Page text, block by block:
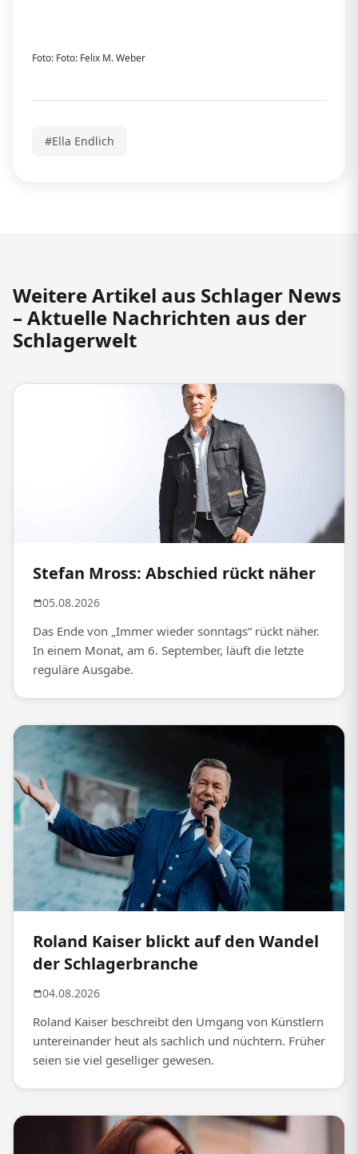
Foto: Foto: Felix M. Weber
#Ella Endlich
Weitere Artikel aus Schlager News
– Aktuelle Nachrichten aus der
Schlagerwelt
Stefan Mross: Abschied rückt näher
05.08.2026
Das Ende von „Immer wieder sonntags“ rückt näher.
In einem Monat, am 6. September, läuft die letzte
reguläre Ausgabe.
Roland Kaiser blickt auf den Wandel
der Schlagerbranche
04.08.2026
Roland Kaiser beschreibt den Umgang von Künstlern
untereinander heut als sachlich und nüchtern. Früher
seien sie viel geselliger gewesen.